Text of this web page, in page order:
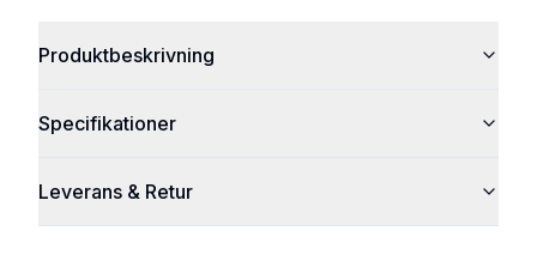
Produktbeskrivning
Specifikationer
Leverans & Retur